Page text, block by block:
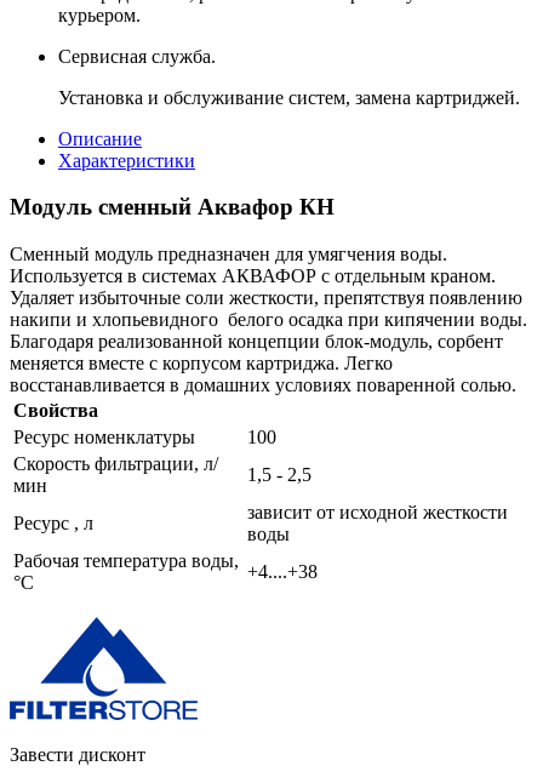
курьером.
Сервисная служба.
Установка и обслуживание систем, замена картриджей.
Описание
Характеристики
Модуль сменный Аквафор КН
Сменный модуль предназначен для умягчения воды.
Используется в системах АКВАФОР с отдельным краном.
Удаляет избыточные соли жесткости, препятствуя появлению
накипи и хлопьевидного белого осадка при кипячении воды.
Благодаря реализованной концепции блок-модуль, сорбент
меняется вместе с корпусом картриджа. Легко
восстанавливается в домашних условиях поваренной солью.
Свойства
Ресурс номенклатуры
100
Скорость фильтрации, л/
мин
1,5 - 2,5
Ресурс , л
зависит от исходной жесткости
воды
Рабочая температура воды,
°C
+4....+38
Завести дисконт